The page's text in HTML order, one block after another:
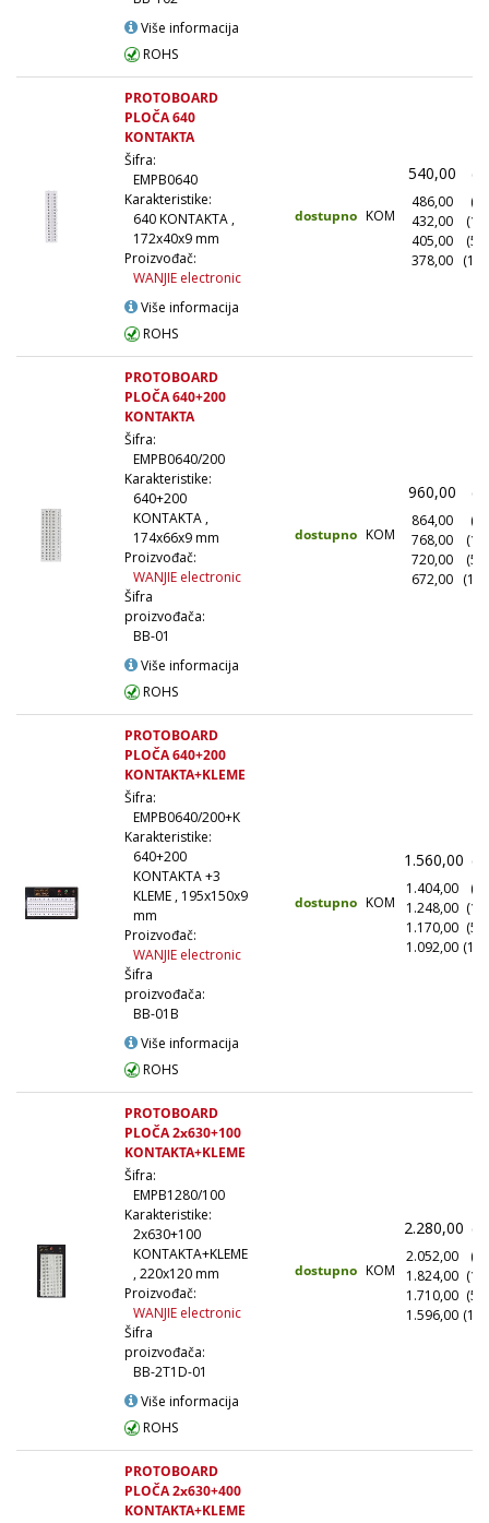
Više informacija
ROHS
PROTOBOARD
PLOČA 640
KONTAKTA
Šifra:
EMPB0640
Karakteristike:
640 KONTAKTA ,
172x40x9 mm
Proizvođač:
WANJIE electronic
Više informacija
ROHS
dostupno KOM
540,00
486,00
432,00
405,00
378,00
PROTOBOARD
PLOČA 640+200
KONTAKTA
Šifra:
EMPB0640/200
Karakteristike:
640+200
KONTAKTA ,
174x66x9 mm
Proizvođač:
WANJIE electronic
Šifra
proizvođača:
BB-01
Više informacija
ROHS
dostupno KOM
960,00
864,00
768,00
720,00
672,00
PROTOBOARD
PLOČA 640+200
KONTAKTA+KLEME
Šifra:
EMPB0640/200+K
Karakteristike:
640+200
KONTAKTA +3
KLEME , 195x150x9
mm
Proizvođač:
WANJIE electronic
Šifra
proizvođača:
BB-01B
Više informacija
ROHS
dostupno KOM
1.560,00
1.404,00
1.248,00
1.170,00
1.092,00
PROTOBOARD
PLOČA 2x630+100
KONTAKTA+KLEME
Šifra:
EMPB1280/100
Karakteristike:
2x630+100
KONTAKTA+KLEME
, 220x120 mm
Proizvođač:
WANJIE electronic
Šifra
proizvođača:
BB-2T1D-01
Više informacija
ROHS
dostupno KOM
2.280,00
2.052,00
1.824,00
1.710,00
1.596,00
PROTOBOARD
PLOČA 2x630+400
KONTAKTA+KLEME